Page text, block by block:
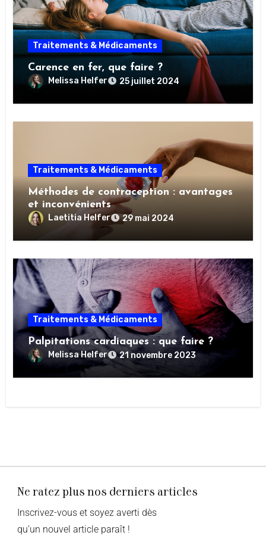
Traitements & Médicaments
Carence en fer, que faire ?
Melissa Helfer 25 juillet 2024
Traitements & Médicaments
Méthodes de contraception : avantages
et inconvénients
Laetitia Helfer 29 mai 2024
Traitements & Médicaments
Palpitations cardiaques : que faire ?
Melissa Helfer 21 novembre 2023
Ne ratez plus nos derniers articles
Inscrivez-vous et soyez averti dès
qu’un nouvel article paraît !